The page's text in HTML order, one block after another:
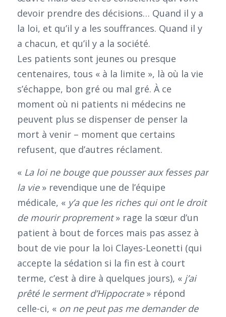
devoir prendre des décisions… Quand il y a
la loi, et qu’il y a les souffrances. Quand il y
a chacun, et qu’il y a la société.
Les patients sont jeunes ou presque
centenaires, tous « à la limite », là où la vie
s’échappe, bon gré ou mal gré. À ce
moment où ni patients ni médecins ne
peuvent plus se dispenser de penser la
mort à venir – moment que certains
refusent, que d’autres réclament.
« La loi ne bouge que pousser aux fesses par
la vie» revendique une de l’équipe
médicale, « y’a que les riches qui ont le droit
de mourir proprement» rage la sœur d’un
patient à bout de forces mais pas assez à
bout de vie pour la loi Clayes-Leonetti (qui
accepte la sédation si la fin est à court
terme, c’est à dire à quelques jours), « j’ai
prêté le serment d’Hippocrate» répond
celle-ci, « on ne peut pas me demander de